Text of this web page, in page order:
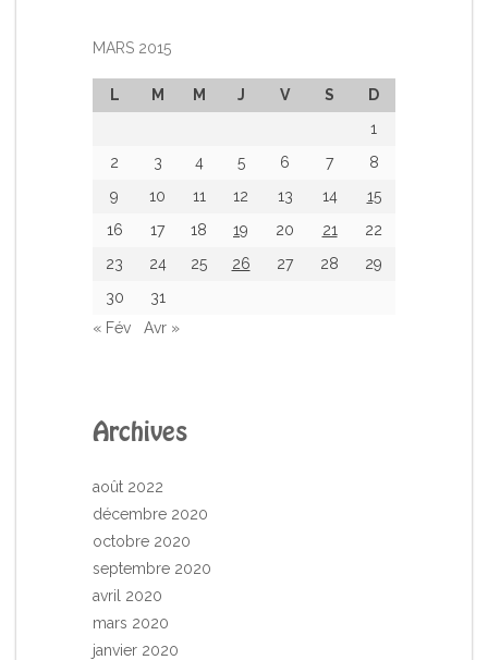
MARS 2015
L M M J V S
D
1
2
3 4 5 6 7
8
9
10 11 12 13 14
15
16
17 18 19 20 21
22
23
24 25 26 27 28
29
30
31
« Fév
Avr »
Archives
août 2022
décembre 2020
octobre 2020
septembre 2020
avril 2020
mars 2020
janvier 2020